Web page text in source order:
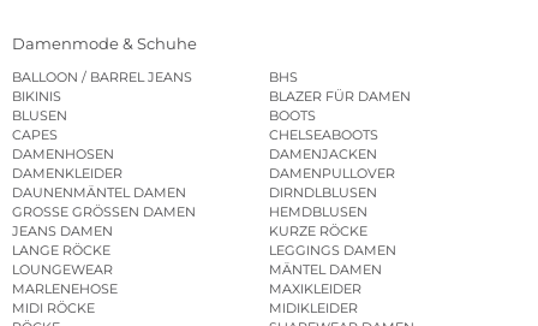
Damenmode & Schuhe
BALLOON / BARREL JEANS
BHS
BIKINIS
BLAZER FÜR DAMEN
BLUSEN
BOOTS
CAPES
CHELSEABOOTS
DAMENHOSEN
DAMENJACKEN
DAMENKLEIDER
DAMENPULLOVER
DAUNENMÄNTEL DAMEN
DIRNDLBLUSEN
GROSSE GRÖSSEN DAMEN
HEMDBLUSEN
JEANS DAMEN
KURZE RÖCKE
LANGE RÖCKE
LEGGINGS DAMEN
LOUNGEWEAR
MÄNTEL DAMEN
MARLENEHOSE
MAXIKLEIDER
MIDI RÖCKE
MIDIKLEIDER